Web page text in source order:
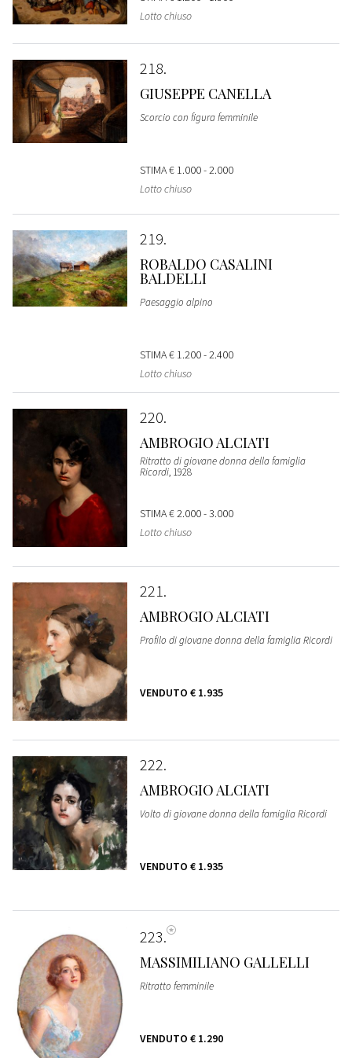
Lotto chiuso
218
GIUSEPPE CANELLA
Scorcio con figura femminile
STIMA€ 1.000 - 2.000
Lotto chiuso
219
ROBALDO CASALINI
BALDELLI
Paesaggio alpino
STIMA€ 1.200 - 2.400
Lotto chiuso
220
AMBROGIO ALCIATI
Ritratto di giovane donna della famiglia
Ricordi, 1928
STIMA€ 2.000 - 3.000
Lotto chiuso
221
AMBROGIO ALCIATI
Profilo di giovane donna della famiglia Ricordi
VENDUTO € 1.935
222
AMBROGIO ALCIATI
Volto di giovane donna della famiglia Ricordi
VENDUTO € 1.935
223
MASSIMILIANO GALLELLI
Ritratto femminile
VENDUTO € 1.290